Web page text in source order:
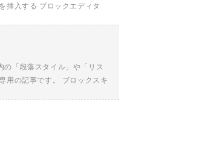
挿入する ブロックエディタ
の「段落スタイル」や「リス
用の記事です。 ブロックスキ